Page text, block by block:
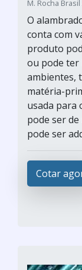
M. Rocha
O
conta com
produto
ou pode ter
ambientes,
matéria-
usada para
pode ser
pode ser
Cotar